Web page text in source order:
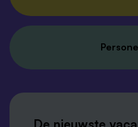
blijf op